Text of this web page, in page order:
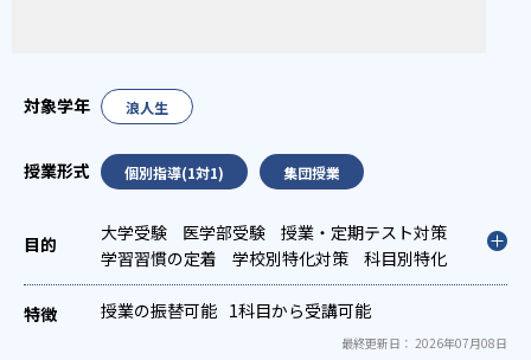
浪人生
個別指導(1対1) 集団授業
大学受験 医学部受験
授業・定期テスト対策
学習習慣の定着
学校別特化対策
科目別特化
対策
授業の振替可能 1科目から受講可能
最終更新日： 2026年07月08日